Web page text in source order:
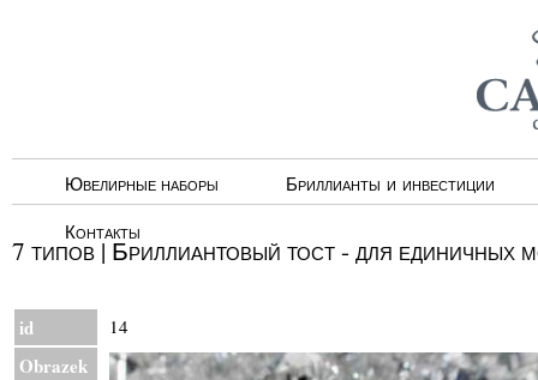
Ювелирные наборы
Бриллианты и инвестиции
Контакты
7 типов | Бриллиантовый тост - для единичных
id 14
Obrazek